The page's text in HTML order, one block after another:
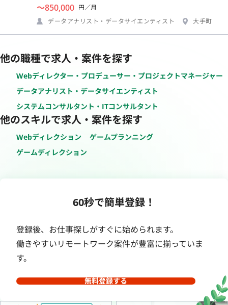
〜850,000 円／月
データアナリスト・データサイエンティスト
大手町
他の職種で求人・案件を探す
Webディレクター・プロデューサー・プロジェクトマネージャー
データアナリスト・データサイエンティスト
システムコンサルタント・ITコンサルタント
他のスキルで求人・案件を探す
Webディレクション
ゲームプランニング
ゲームディレクション
60秒で簡単登録！
登録後、お仕事探しがすぐに始められます。
働きやすいリモートワーク案件が豊富に揃っていま
す。
無料登録する